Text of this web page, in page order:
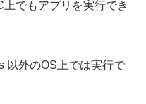
でもアプリを実行でき
以外のOS上では実行で